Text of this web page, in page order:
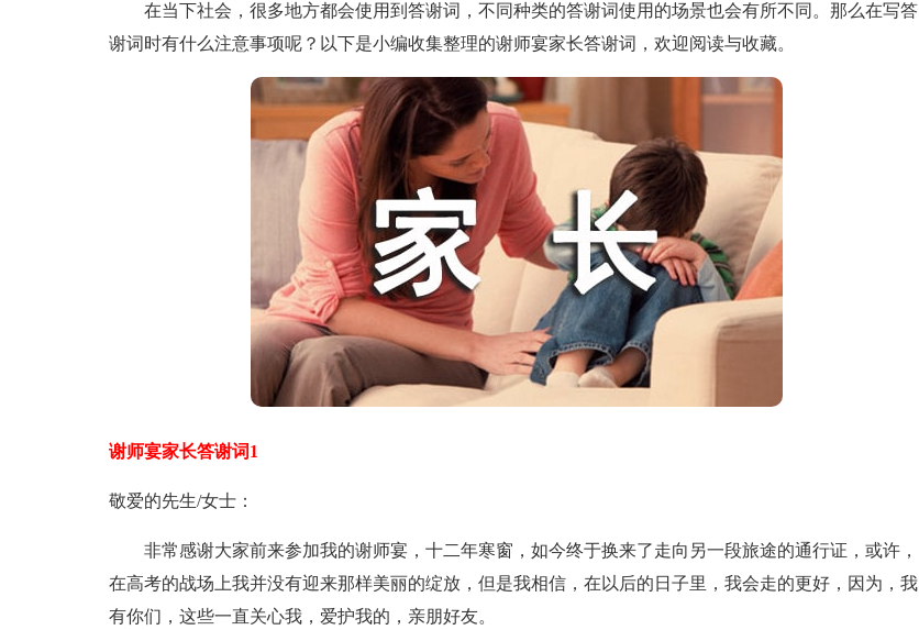
在当下社会，很多地方都会使用到答谢词，不同种类的答谢词使用的场景也会有所不同。那么在写答
谢词时有什么注意事项呢？以下是小编收集整理的谢师宴家长答谢词，欢迎阅读与收藏。
谢师宴家长答谢词1
敬爱的先生/女士：
非常感谢大家前来参加我的谢师宴，十二年寒窗，如今终于换来了走向另一段旅途的通行证，或许，
在高考的战场上我并没有迎来那样美丽的绽放，但是我相信，在以后的日子里，我会走的更好，因为，我
有你们，这些一直关心我，爱护我的，亲朋好友。